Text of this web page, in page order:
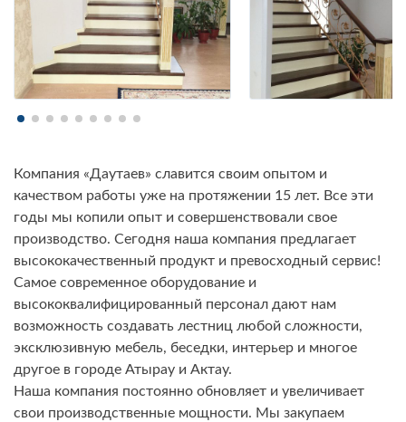
Компания «Даутаев» славится своим опытом и
качеством работы уже на протяжении 15 лет. Все эти
годы мы копили опыт и совершенствовали свое
производство. Сегодня наша компания предлагает
высококачественный продукт и превосходный сервис!
Самое современное оборудование и
высококвалифицированный персонал дают нам
возможность создавать лестниц любой сложности,
эксклюзивную мебель, беседки, интерьер и многое
другое в городе Атырау и Актау.
Наша компания постоянно обновляет и увеличивает
свои производственные мощности. Мы закупаем